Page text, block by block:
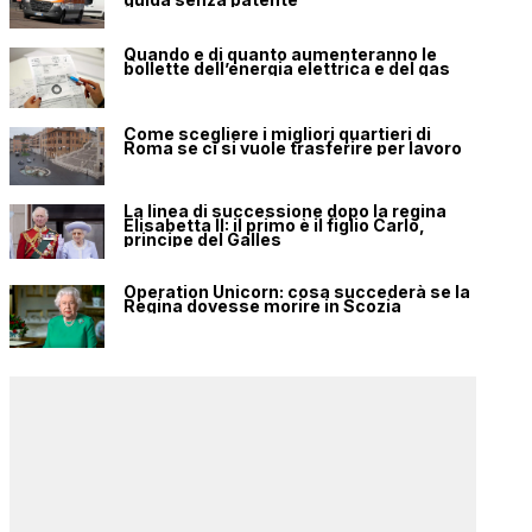
Quando e di quanto aumenteranno le
bollette dell’energia elettrica e del gas
Come scegliere i migliori quartieri di
Roma se ci si vuole trasferire per lavoro
La linea di successione dopo la regina
Elisabetta II: il primo è il figlio Carlo,
principe del Galles
Operation Unicorn: cosa succederà se la
Regina dovesse morire in Scozia